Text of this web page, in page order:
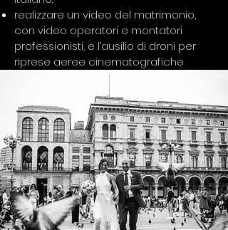
realizzare un video del matrimonio,
con video operatori e montatori
professionisti, e l’ausilio di droni per
riprese aeree cinematografiche